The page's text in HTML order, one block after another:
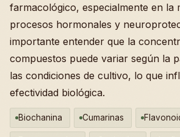
farmacológico, especialmente en la
procesos hormonales y
importante entender que la
compuestos puede variar según la
las condiciones de cultivo, lo que
efectividad biológica.
Biochanina Cumarinas